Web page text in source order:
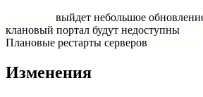
выйдет небольшое
клановый портал будут недоступны
Плановые рестарты серверов
Изменения